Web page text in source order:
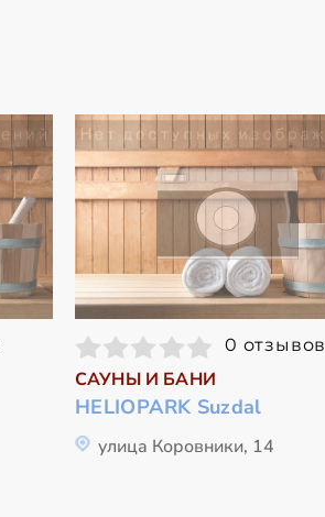
0 отзывов
САУНЫ И БАНИ
HELIOPARK Suzdal
улица Коровники, 14